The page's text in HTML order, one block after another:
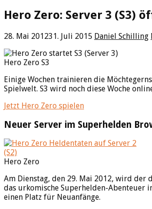
Hero Zero: Server 3 (S3)
28. Mai 201231. Juli 2015 Daniel Schilling
Hero Zero S3
Einige Wochen trainieren die
Spielwelt. S3 wird noch diese Woche
Jetzt Hero Zero spielen
Neuer Server im Superhelden
Hero Zero
Am Dienstag, den 29. Mai 2012, wird der
das urkomische Superhelden-Abenteuer
einen Platz für Neuanfänge.